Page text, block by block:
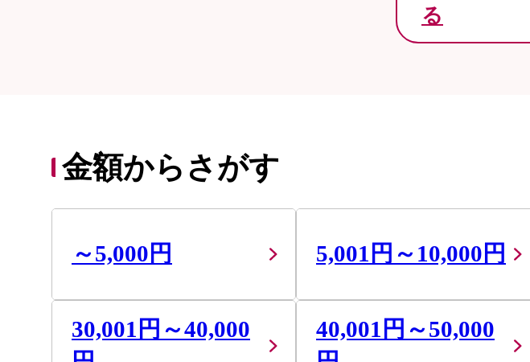
る
金額からさがす
～5,000円 5,001円～10,000円
30,001円～40,000
40,001円～50,000